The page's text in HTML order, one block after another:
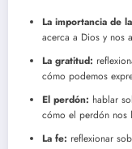
La importancia de
acerca a Dios y nos
La gratitud:
cómo podemos
El perdón: hablar
cómo el perdón nos
La fe: reflexionar